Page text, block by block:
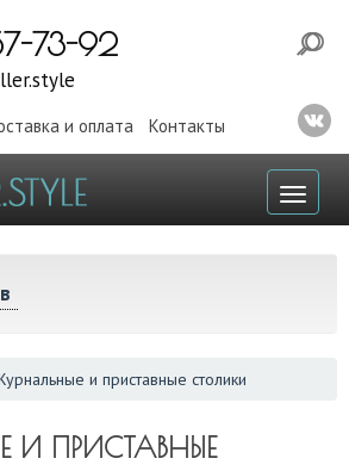
73-92
и оплата Контакты
и приставные столики
И ПРИСТАВНЫЕ